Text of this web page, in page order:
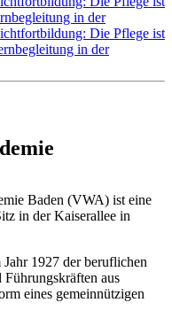
in der
Die Pflege ist
in der
Baden (VWA) ist eine
in der Kaiserallee in
1927 der beruflichen
aus
eines gemeinnützigen